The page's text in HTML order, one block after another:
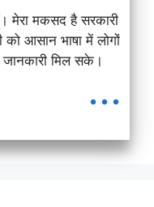
मेरा मकसद है सरकारी
आसान भाषा में लोगों
मिल सके।
...